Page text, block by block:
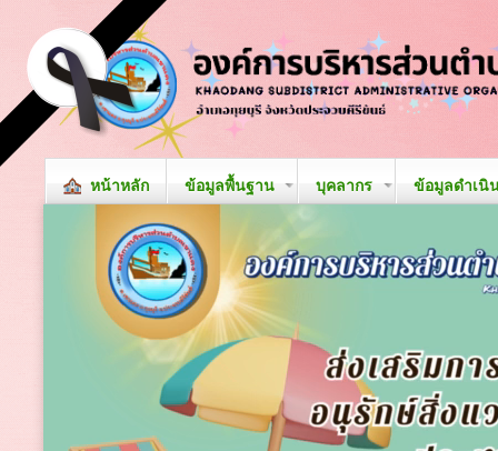
หน้าหลัก ข้อมูลพื้นฐาน บุคลากร ข้อมูลดำเนิ